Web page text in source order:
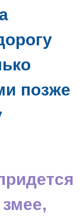
позже